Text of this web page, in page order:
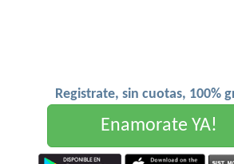
Registrate, sin cuotas, 100%
Enamorate YA!